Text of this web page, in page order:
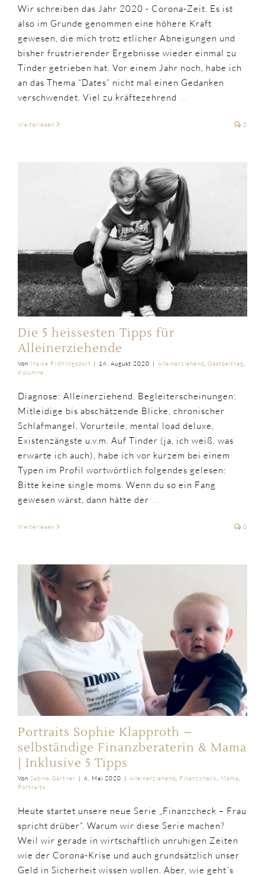
Wir schreiben das Jahr 2020 - Corona-Zeit. Es ist
also im Grunde genommen eine höhere Kraft
gewesen, die mich trotz etlicher Abneigungen und
bisher frustrierender Ergebnisse wieder einmal zu
Tinder getrieben hat. Vor einem Jahr noch, habe ich
an das Thema “Dates” nicht mal einen Gedanken
verschwendet. Viel zu kräftezehrend ...
Weiterlesen 0
Die 5 heissesten Tipps für
Alleinerziehende
Von Maike Fröhlingsdorf | 16. August 2020 | Alleinerziehend, Gastbeitrag,
Kolumne
Diagnose: Alleinerziehend. Begleiterscheinungen:
Mitleidige bis abschätzende Blicke, chronischer
Schlafmangel, Vorurteile, mental load deluxe,
Existenzängste u.v.m. Auf Tinder (ja, ich weiß, was
erwarte ich auch), habe ich vor kurzem bei einem
Typen im Profil wortwörtlich folgendes gelesen:
Bitte keine single moms. Wenn du so ein Fang
gewesen wärst, dann hätte der ...
Weiterlesen 0
Portraits Sophie Klapproth –
selbständige Finanzberaterin & Mama
| Inklusive 5 Tipps
Von Sabine Gärtner | 6. Mai 2020 | Alleinerziehend, Finanzcheck, Mama,
Portraits
Heute startet unsere neue Serie „Finanzcheck – Frau
spricht drüber“. Warum wir diese Serie machen?
Weil wir gerade in wirtschaftlich unruhigen Zeiten
wie der Corona-Krise und auch grundsätzlich unser
Geld in Sicherheit wissen wollen. Aber, wie geht´s